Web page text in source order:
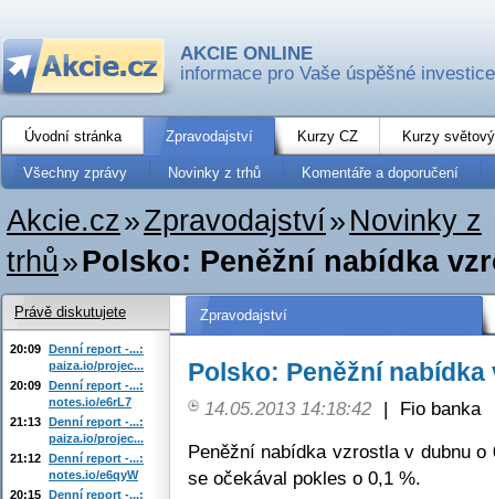
AKCIE ONLINE
informace pro Vaše úspěšné investice
Úvodní stránka Zpravodajství Kurzy CZ Kurzy
Všechny zprávy Novinky z trhů Komentáře a doporučení
Akcie.cz»Zpravodajství» Novinky z
trhů»Polsko: Peněžní nabídka
Zpravodajství
Polsko: Peněžní nabídka
14.05.2013 14:18:42 |
Fio banka
Peněžní nabídka vzrostla v dubnu
se očekával pokles o 0,1 %.
Právě diskutujete
20:09 Denní report -...:
paiza.io/projec...
20:09 Denní report -...:
notes.io/e6rL7
21:13 Denní report -...:
paiza.io/projec...
21:12 Denní report -...:
notes.io/e6qyW
20:15 Denní report -...: